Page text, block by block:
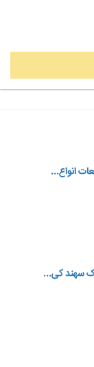
انواع...
سهند کی...